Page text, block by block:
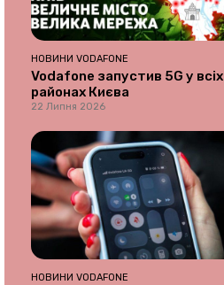
НОВИНИ VODAFONE
Vodafone запустив 5G у всіх
районах Києва
22 Липня 2026
НОВИНИ VODAFONE